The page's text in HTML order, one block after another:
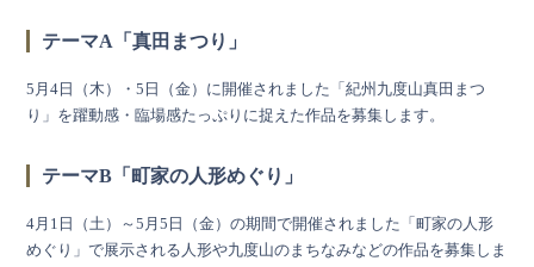
テーマA「真田まつり」
5月4日（木）・5日（金）に開催されました「紀州九度山真田まつ
り」を躍動感・臨場感たっぷりに捉えた作品を募集します。
テーマB「町家の人形めぐり」
4月1日（土）～5月5日（金）の期間で開催されました「町家の人形
めぐり」で展示される人形や九度山のまちなみなどの作品を募集しま